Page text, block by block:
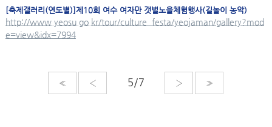
[축제갤러리(연도별)]제10회 여수 여자만갯벌노을체험행사(길놀이 농악)
http://www.yeosu.go.kr/tour/culture_festa/yeojaman/gallery?mod
e=view&idx=7994
« ‹ › »